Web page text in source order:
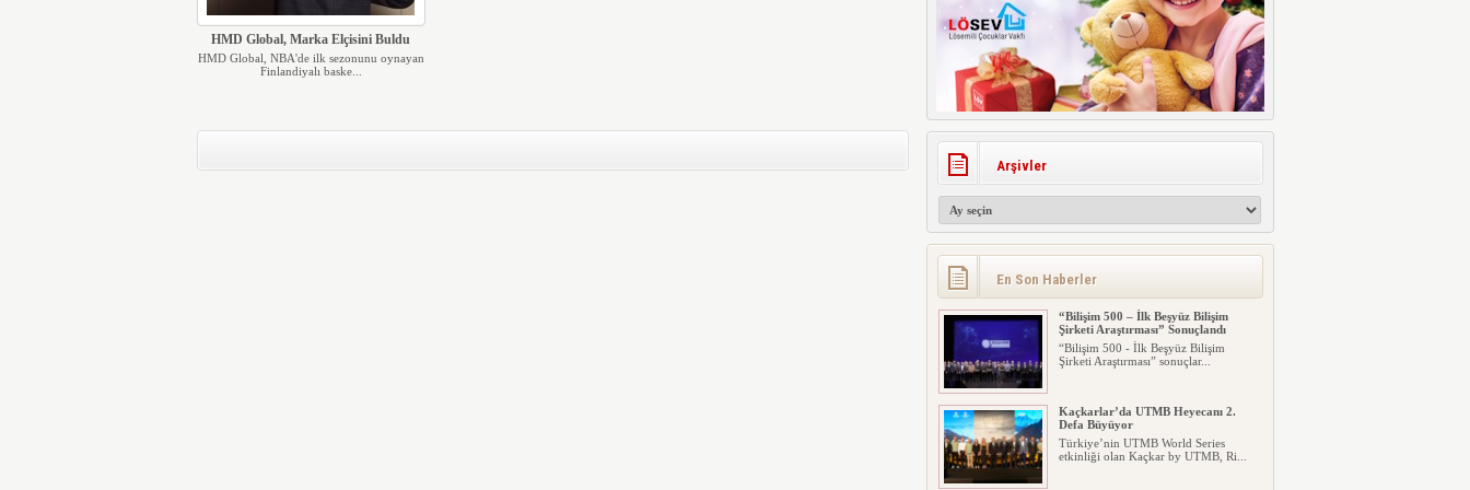
HMD Global, Marka Elçisini Buldu
HMD Global, NBA'de ilk sezonunu oynayan
Finlandiyalı baske...
Arşivler
En Son Haberler
“Bilişim 500 – İlk Beşyüz Bilişim
Şirketi Araştırması” Sonuçlandı
“Bilişim 500 - İlk Beşyüz Bilişim
Şirketi Araştırması” sonuçlar...
Kaçkarlar’da UTMB Heyecanı 2.
Defa Büyüyor
Türkiye’nin UTMB World Series
etkinliği olan Kaçkar by UTMB, Ri...